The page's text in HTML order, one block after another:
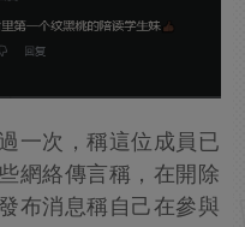
一次，稱這位成員已
網絡傳言稱，在開除
布消息稱自己在參與